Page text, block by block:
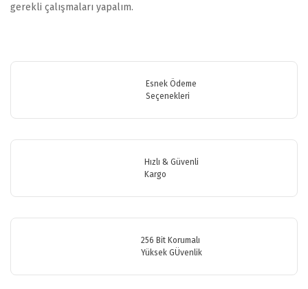
gerekli çalışmaları yapalım.
Bu ürüne ilk yorumu siz yapın!
Görüş ve önerileriniz için teşekkür ederiz.
Ürün resmi kalitesiz, bozuk veya görüntülenemiyor.
Ürün fiyatı diğer sitelerden daha pahalı.
Esnek Ödeme
Seçenekleri
Hızlı & Güvenli
Kargo
256 Bit Korumalı
Yüksek GÜvenlik